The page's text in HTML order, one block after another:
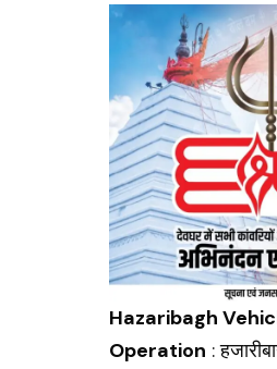
Hazaribagh
Operation :